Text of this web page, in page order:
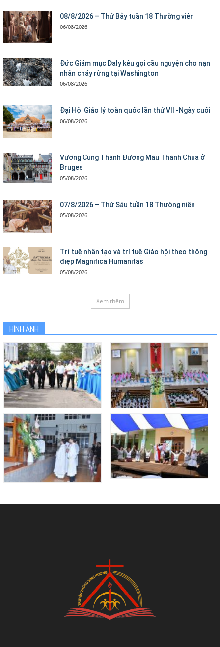
08/8/2026 – Thứ Bảy tuần 18 Thường viên
06/08/2026
Đức Giám mục Daly kêu gọi cầu nguyện cho nạn
nhân cháy rừng tại Washington
06/08/2026
Đại Hội Giáo lý toàn quốc lần thứ VII -Ngày cuối
06/08/2026
Vương Cung Thánh Ðường Máu Thánh Chúa ở
Bruges
05/08/2026
07/8/2026 – Thứ Sáu tuần 18 Thường niên
05/08/2026
Trí tuệ nhân tạo và trí tuệ Giáo hội theo thông
điệp Magnifica Humanitas
05/08/2026
Xem thêm
HÌNH ẢNH